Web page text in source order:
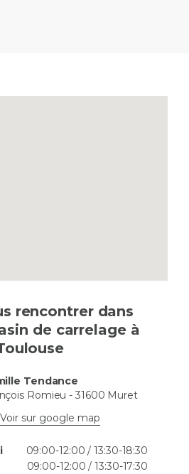
rencontrer dans
de carrelage à
Tendance
Romieu -31600 Muret
Voir sur google map
09:00-12:00 / 13:30-18:30
09:00-12:00 / 13:30-17:30